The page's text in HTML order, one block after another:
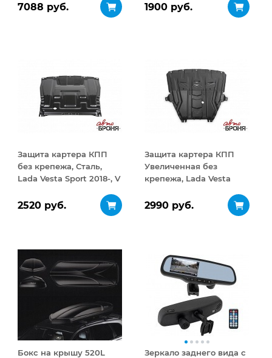
7088 руб. 1900 руб.
Защита картера КПП
без крепежа, Сталь,
Lada Vesta Sport 2018-, V
1.6, 1.8/Lada Vesta SW
2017-, V - 1.6, 1.8/Lada
2520 руб.
Защита картера КПП
Увеличенная без
крепежа, Lada Vesta
Vesta 2015-, V - 1.6,
1.8/Lada Vesta SW 2017-,
2990 руб.
Бокс на крышу 520L
Зеркало заднего вида с